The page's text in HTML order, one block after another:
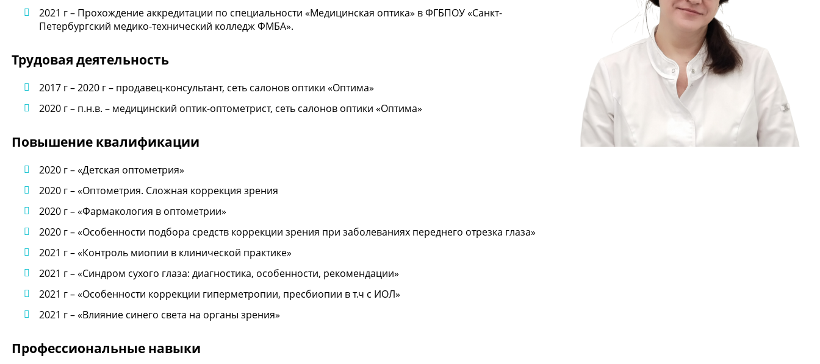
2021 г – Прохождение аккредитации по специальности «Медицинская оптика» в ФГБПОУ «Санкт-
Петербургский медико-технический колледж ФМБА».
Трудовая деятельность
2017 г – 2020 г – продавец-консультант, сеть салонов оптики «Оптима»
2020 г – п.н.в. – медицинский оптик-оптометрист, сеть салонов оптики «Оптима»
Повышение квалификации
2020 г – «Детская оптометрия»
2020 г – «Оптометрия. Сложная коррекция зрения
2020 г – «Фармакология в оптометрии»
2020 г – «Особенности подбора средств коррекции зрения при заболеваниях переднего отрезка глаза»
2021 г – «Контроль миопии в клинической практике»
2021 г – «Синдром сухого глаза: диагностика, особенности, рекомендации»
2021 г – «Особенности коррекции гиперметропии, пресбиопии в т.ч с ИОЛ»
2021 г – «Влияние синего света на органы зрения»
Профессиональные навыки